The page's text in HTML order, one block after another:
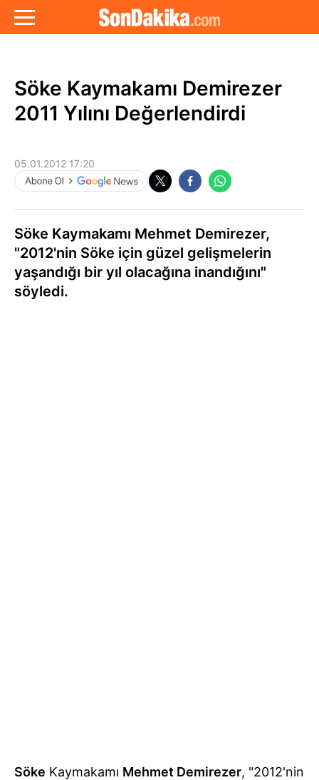
Söke Kaymakamı Demirezer
2011 Yılını Değerlendirdi
05.01.2012 17:20
Söke Kaymakamı Mehmet Demirezer,
"2012'nin Söke için güzel gelişmelerin
yaşandığı bir yıl olacağına inandığını"
söyledi.
Söke Kaymakamı Mehmet Demirezer, "2012'nin